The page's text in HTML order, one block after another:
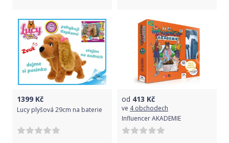
1399 Kč
Lucy plyšová 29cm na baterie
od 413 Kč
ve 4 obchodech
Influencer AKADEMIE